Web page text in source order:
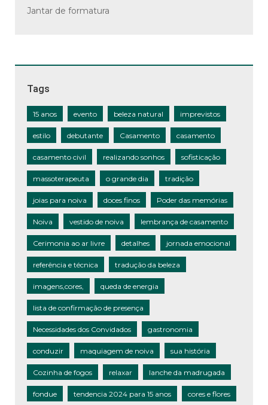
Jantar de formatura
Tags
15 anos evento beleza natural imprevistos
estilo debutante Casamento casamento
casamento civil realizando sonhos sofisticação
massoterapeuta o grande dia tradição
joias para noiva doces finos Poder das memórias
Noiva vestido de noiva lembrança de casamento
Cerimonia ao ar livre detalhes jornada emocional
referência e técnica tradução da beleza
imagens,cores, queda de energia
lista de confirmação de presença
Necessidades dos Convidados gastronomia
conduzir maquiagem de noiva sua história
Cozinha de fogos relaxar lanche da madrugada
fondue tendencia 2024 para 15 anos cores e flores